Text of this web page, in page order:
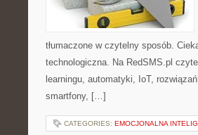
tłumaczone w czytelny sposób.
technologiczna. Na RedSMS.pl
learningu, automatyki, IoT,
smartfony, […]
CATEGORIES: EMOCJONALNA